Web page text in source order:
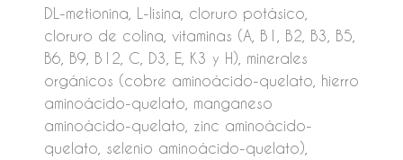
DL-metionina, L-lisina, cloruro potásico,
cloruro de colina, vitaminas (A, B1, B2, B3, B5,
B6, B9, B12, C, D3, E, K3 y H), minerales
orgánicos (cobre aminoácido-quelato, hierro
aminoácido-quelato, manganeso
aminoácido-quelato, zinc aminoácido-
quelato, selenio aminoácido-quelato),